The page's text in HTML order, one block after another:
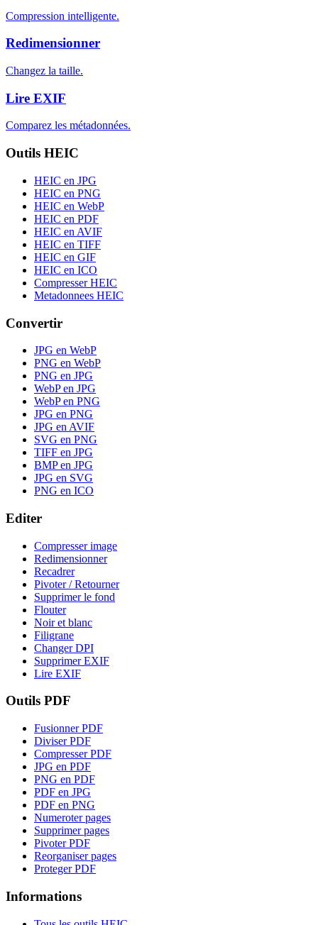
Compression intelligente.
Redimensionner
Changez la taille.
Lire EXIF
Comparez les métadonnées.
Outils HEIC
HEIC en JPG
HEIC en PNG
HEIC en WebP
HEIC en PDF
HEIC en AVIF
HEIC en TIFF
HEIC en GIF
HEIC en ICO
Compresser HEIC
Metadonnees HEIC
Convertir
JPG en WebP
PNG en WebP
PNG en JPG
WebP en JPG
WebP en PNG
JPG en PNG
JPG en AVIF
SVG en PNG
TIFF en JPG
BMP en JPG
JPG en SVG
PNG en ICO
Editer
Compresser image
Redimensionner
Recadrer
Pivoter / Retourner
Supprimer le fond
Flouter
Noir et blanc
Filigrane
Changer DPI
Supprimer EXIF
Lire EXIF
Outils PDF
Fusionner PDF
Diviser PDF
Compresser PDF
JPG en PDF
PNG en PDF
PDF en JPG
PDF en PNG
Numeroter pages
Supprimer pages
Pivoter PDF
Reorganiser pages
Proteger PDF
Informations